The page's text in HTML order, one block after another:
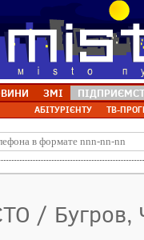
ЗМІ
АБІТУРІЄНТУ ТВ-
/ Бугров,